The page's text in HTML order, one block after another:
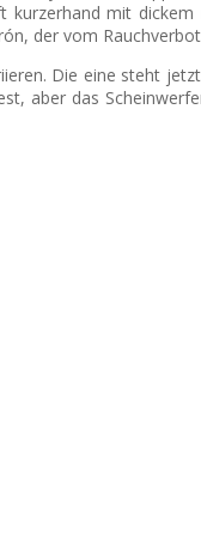
mit
der vom
Die eine steht
aber das